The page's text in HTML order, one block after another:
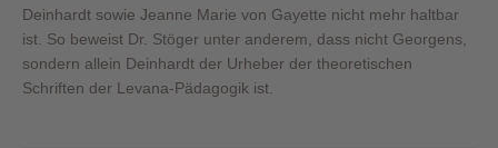
Deinhardt sowie Jeanne Marie von Gayette nicht mehr haltbar
ist. So beweist Dr. Stöger unter anderem, dass nicht Georgens,
sondern allein Deinhardt der Urheber der theoretischen
Schriften der Levana-Pädagogik ist.